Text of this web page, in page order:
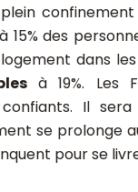
15% des
dans les
à 19%. Les
Il
se prolonge
pour se